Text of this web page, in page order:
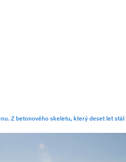
skeletu, který deset let stál prázdný,